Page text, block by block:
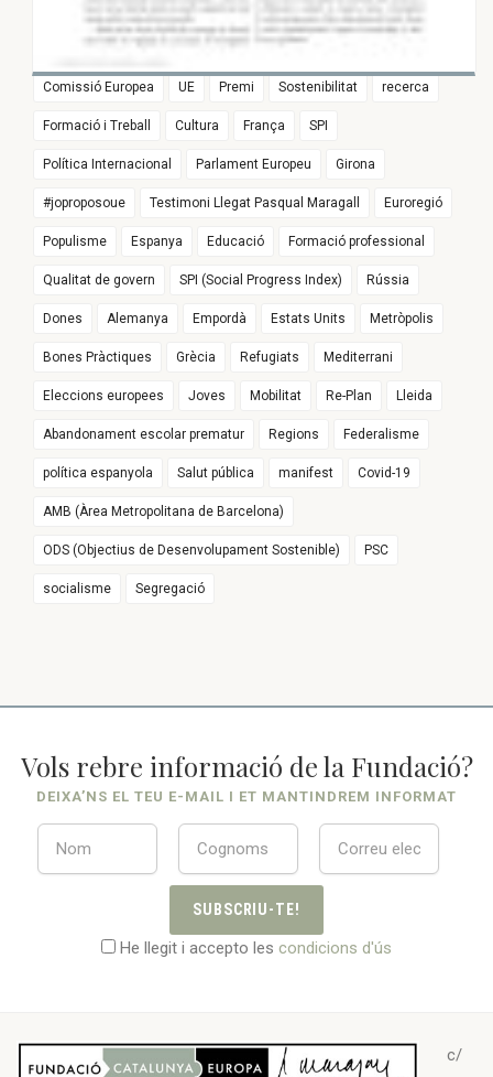
Interculturalitat Eleccions Política Europea
Unió Europea Economia Pasqual Maragall
Comissió Europea UE Premi Sostenibilitat recerca
Formació i Treball Cultura França SPI
Política Internacional Parlament Europeu Girona
#joproposoue Testimoni Llegat Pasqual Maragall Euroregió
Populisme Espanya Educació Formació professional
Qualitat de govern SPI (Social Progress Index) Rússia
Dones Alemanya Empordà Estats Units Metròpolis
Bones Pràctiques Grècia Refugiats Mediterrani
Eleccions europees Joves Mobilitat Re-Plan Lleida
Abandonament escolar prematur Regions Federalisme
política espanyola Salut pública manifest Covid-19
AMB (Àrea Metropolitana de Barcelona)
ODS (Objectius de Desenvolupament Sostenible) PSC
socialisme Segregació
Vols rebre informació de la Fundació?
DEIXA’NS EL TEU E-MAIL I ET MANTINDREM INFORMAT
SUBSCRIU-TE!
He llegit i accepto les condicions d'ús
c/